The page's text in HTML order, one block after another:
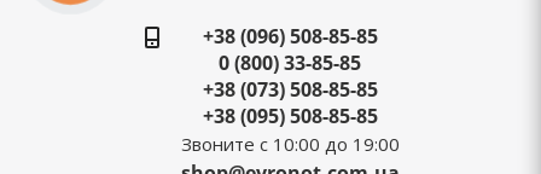
+38 (096) 508-85-85
0 (800) 33-85-85
+38 (073) 508-85-85
+38 (095) 508-85-85
Звоните с 10:00 до 19:00